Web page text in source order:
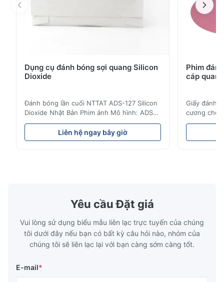
Dụng cụ đánh bóng sợi quang Silicon
Dioxide
Đánh bóng lần cuối NTTAT ADS-127 Silicon
Dioxide Nhật Bản Phim ảnh Mô hình: ADS-
127 Nguồn gốc:Nhật Bản Chi tiết nhanh ●
Các hạt được phun đều trên bề mặt phủ ●
Cường độ và độ linh hoạt tốt, thích hợp để
Liên hệ ngay bây giờ
Phim
cáp
Giấy đánh
cương cho
tính năng
mạnh và
Yêu cầu Đặt giá
Vui lòng sử dụng biểu mẫu liên lạc trực tuyến của chúng
tôi dưới đây nếu bạn có bất kỳ câu hỏi nào, nhóm của
chúng tôi sẽ liên lạc lại với bạn càng sớm càng tốt.
E-mail*